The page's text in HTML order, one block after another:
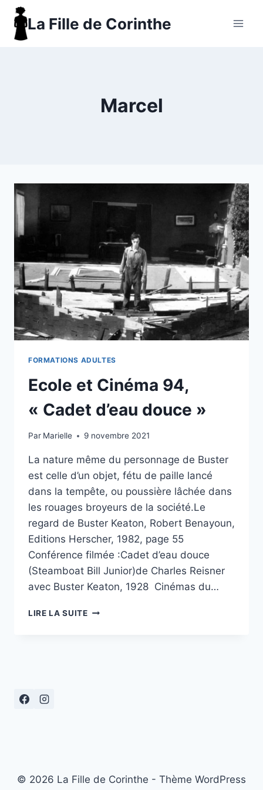
Aller
contenu
La Fille de Corinthe
Marcel
FORMATIONS ADULTES
Ecole et Cinéma 94,
« Cadet d’eau douce »
Par Marielle 9 novembre 2021
La nature même du personnage de Buster
est celle d’un objet, fétu de paille lancé
dans la tempête, ou poussière lâchée dans
les rouages broyeurs de la société.Le
regard de Buster Keaton, Robert Benayoun,
Editions Herscher, 1982, page 55
Conférence filmée :Cadet d’eau douce
(Steamboat Bill Junior)de Charles Reisner
avec Buster Keaton, 1928 Cinémas du…
LIRE LA SUITEECOLE
© 2026 La Fille de Corinthe - Thème WordPress